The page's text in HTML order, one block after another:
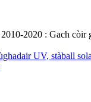
2020 : Gach còir
UV, stàball